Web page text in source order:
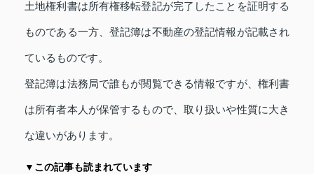
土地権利書は所有権移転登記が完了したことを証明する
ものである一方、登記簿は不動産の登記情報が記載され
ているものです。
登記簿は法務局で誰もが閲覧できる情報ですが、権利書
は所有者本人が保管するもので、取り扱いや性質に大き
な違いがあります。
▼この記事も読まれています